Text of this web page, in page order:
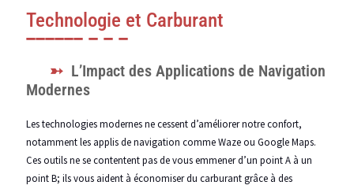
Technologie et Carburant
L’Impact des Applications de Navigation
Modernes
Les technologies modernes ne cessent d’améliorer notre confort,
notamment les applis de navigation comme Waze ou Google Maps.
Ces outils ne se contentent pas de vous emmener d’un point A à un
point B; ils vous aident à économiser du carburant grâce à des